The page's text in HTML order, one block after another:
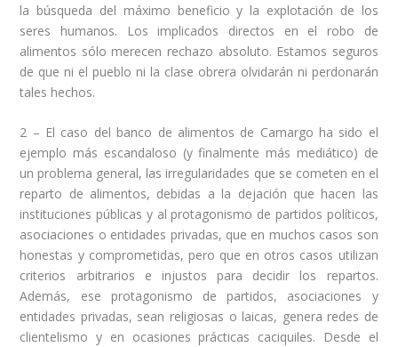
la búsqueda del máximo beneficio y la explotación de los
seres humanos. Los implicados directos en el robo de
alimentos sólo merecen rechazo absoluto. Estamos seguros
de que ni el pueblo ni la clase obrera olvidarán ni perdonarán
tales hechos.
2 – El caso del banco de alimentos de Camargo ha sido el
ejemplo más escandaloso (y finalmente más mediático) de
un problema general, las irregularidades que se cometen en el
reparto de alimentos, debidas a la dejación que hacen las
instituciones públicas y al protagonismo de partidos políticos,
asociaciones o entidades privadas, que en muchos casos son
honestas y comprometidas, pero que en otros casos utilizan
criterios arbitrarios e injustos para decidir los repartos.
Además, ese protagonismo de partidos, asociaciones y
entidades privadas, sean religiosas o laicas, genera redes de
clientelismo y en ocasiones prácticas caciquiles. Desde el